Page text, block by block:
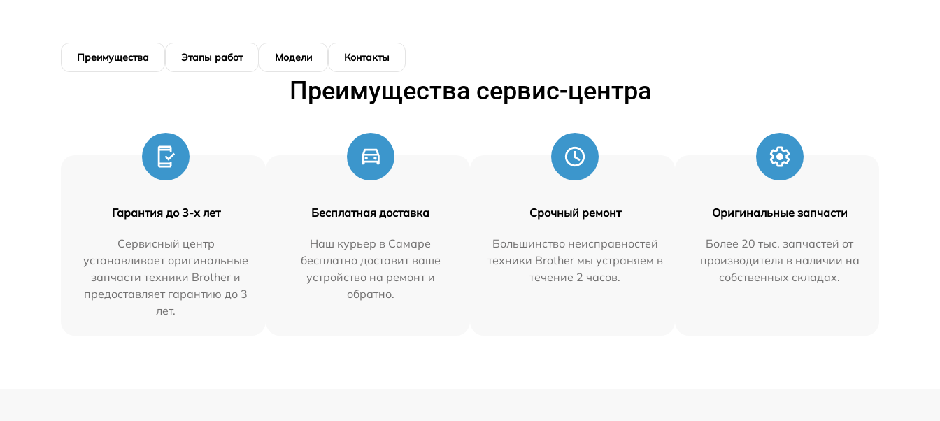
Преимущества Этапы работ Модели Контакты
Преимущества сервис-центра
Гарантия до 3-х лет
Сервисный центр
устанавливает оригинальные
запчасти техники Brother и
предоставляет гарантию до 3
лет.
Бесплатная доставка
Наш курьер в Самаре
бесплатно доставит ваше
устройство на ремонт и
обратно.
Срочный ремонт
Большинство неисправностей
техники Brother мы устраняем в
течение 2 часов.
Оригинальные запчасти
Более 20 тыс. запчастей от
производителя в наличии на
собственных складах.